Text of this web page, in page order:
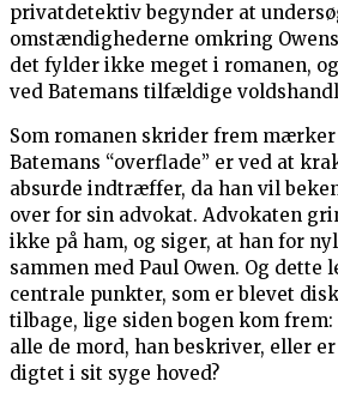
privatdetektiv begynder at
omstændighederne omkring
det fylder ikke meget i romanen,
ved Batemans tilfældige
Som romanen skrider frem
Batemans “overflade” er ved at
absurde indtræffer, da han vil
over for sin advokat. Advokaten
ikke på ham, og siger, at han for
sammen med Paul Owen. Og dette
centrale punkter, som er blevet
tilbage, lige siden bogen kom frem:
alle de mord, han beskriver, eller
digtet i sit syge hoved?